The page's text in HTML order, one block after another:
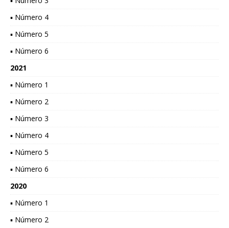
▪ Número 4
▪ Número 5
▪ Número 6
2021
▪ Número 1
▪ Número 2
▪ Número 3
▪ Número 4
▪ Número 5
▪ Número 6
2020
▪ Número 1
▪ Número 2